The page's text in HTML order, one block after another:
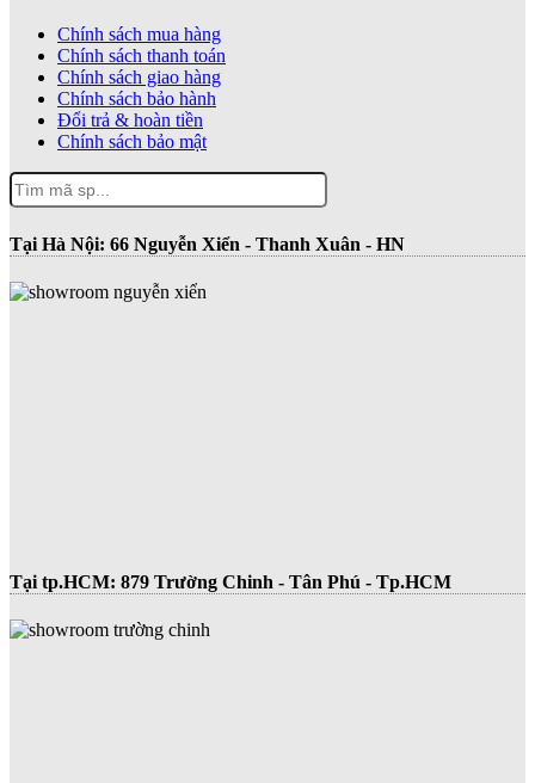
Chính sách mua hàng
Chính sách thanh toán
Chính sách giao hàng
Chính sách bảo hành
Đổi trả & hoàn tiền
Chính sách bảo mật
Tại Hà Nội: 66 Nguyễn Xiển - Thanh Xuân - HN
Tại tp.HCM: 879 Trường Chinh - Tân Phú - Tp.HCM